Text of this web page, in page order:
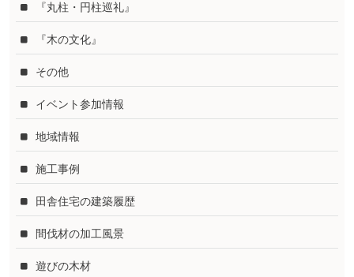
『丸柱・円柱巡礼』
『木の文化』
その他
イベント参加情報
地域情報
施工事例
田舎住宅の建築履歴
間伐材の加工風景
遊びの木材